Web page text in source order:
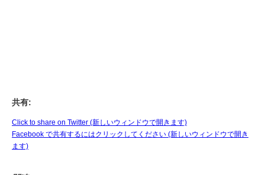
共有:
Click to share on Twitter (新しいウィンドウで開きます)
Facebook で共有するにはクリックしてください (新しいウィンドウで開き
ます)